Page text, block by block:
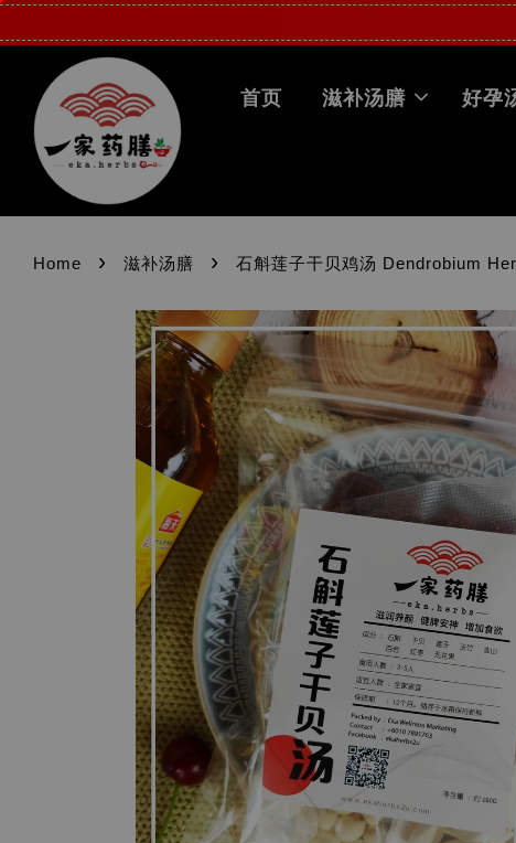
首页 滋补汤膳 好孕
Home › 滋补汤膳 › 石斛莲子干贝鸡汤 Dendrobium